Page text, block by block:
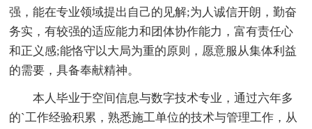
强，能在专业领域提出自己的见解;为人诚信开朗，勤奋
务实，有较强的适应能力和团体协作能力，富有责任心
和正义感;能恪守以大局为重的原则，愿意服从集体利益
的需要，具备奉献精神。
本人毕业于空间信息与数字技术专业，通过六年多
的`工作经验积累，熟悉施工单位的技术与管理工作，从